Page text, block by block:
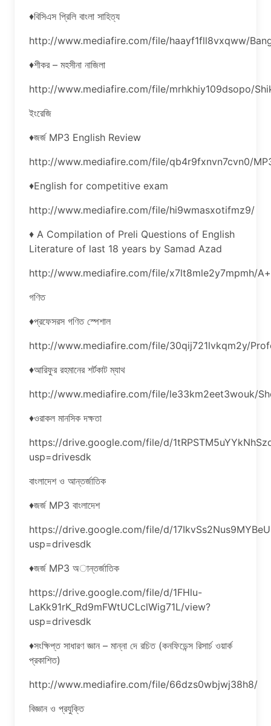
♦বিসিএস প্রিলি বাংলা সাহিত্য
http://www.mediafire.com/file/haayf1fll8vxqww/
♦শীকর – মহসীনা নাজিলা
http://www.mediafire.com/file/mrhkhiy109dsopo/
ইংরেজি
♦জর্জ MP3 English Review
http://www.mediafire.com/file/qb4r9fxnvn7cvn0/
♦English for competitive exam
http://www.mediafire.com/file/hi9wmasxotifmz9/
♦ A Compilation of Preli Questions of English
Literature of last 18 years by Samad Azad
http://www.mediafire.com/file/x7lt8mle2y7mpmh/
গণিত
♦প্রফেসরস গণিত স্পেশাল
http://www.mediafire.com/file/30qij721lvkqm2y/
♦আরিফুর রহমানের শর্টকাট ম্যাথ
http://www.mediafire.com/file/le33km2eet3wouk/
♦ওরাকল মানসিক দক্ষতা
https://drive.google.com/file/d/
usp=drivesdk
বাংলাদেশ ও আন্তর্জাতিক
♦জর্জ MP3 বাংলাদেশ
https://drive.google.com/file/d/
usp=drivesdk
♦জর্জ MP3 অান্তর্জাতিক
https://drive.google.com/file/d/1FHlu-
LaKk91rK_Rd9mFWtUCLclWig71L/view?
usp=drivesdk
♦সংক্ষিপ্ত সাধারণ জ্ঞান – মান্না দে রচিত (কনফিডেন্স রিসার্চ ওয়ার্ক
প্রকাশিত)
http://www.mediafire.com/file/66dzs0wbjwj38h8/
বিজ্ঞান ও প্রযুক্তি